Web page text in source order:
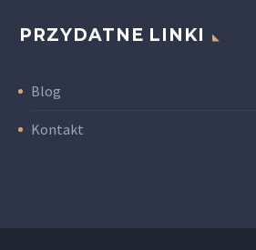
PRZYDATNE LINKI
Blog
Kontakt